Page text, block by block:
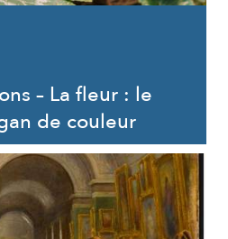
– La fleur : le
de couleur